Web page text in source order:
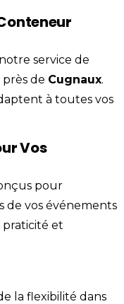
service de
près de Cugnaux.
à toutes vos
Vos
pour
de vos événements
praticité et
la flexibilité dans